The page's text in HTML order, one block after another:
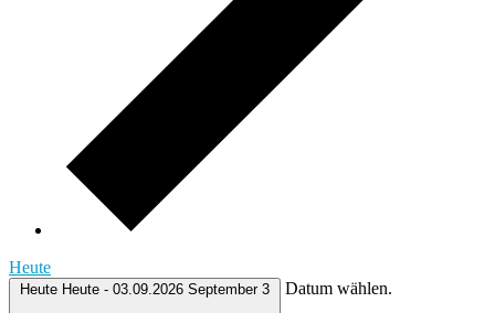
Heute
Heute Heute - 03.09.2026 September 3 Datum wählen.